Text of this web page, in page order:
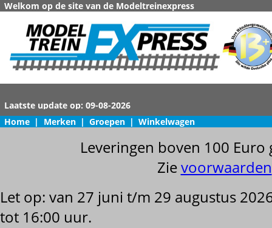
Welkom op de site van de Modeltreinexpress
Home | Merken | Groepen | Winkelwagen
Leveringen boven 100
Zievoorwaarden
Let op: van 27 juni t/m 29 augustus
tot 16:00 uur.